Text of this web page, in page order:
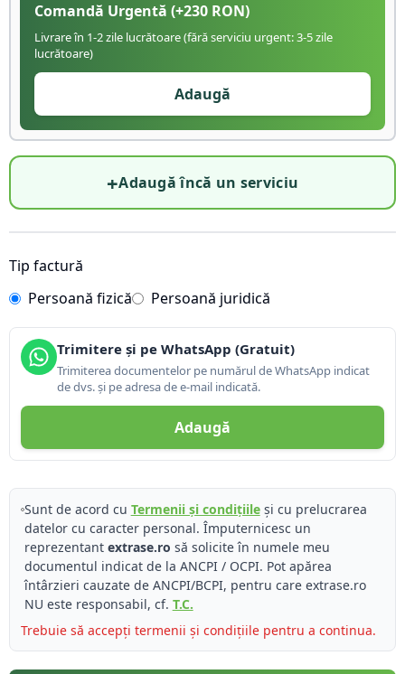
Comandă Urgentă (+230 RON)
Livrare în 1-2 zile lucrătoare (fără serviciu urgent: 3-5 zile
lucrătoare)
Adaugă
+Adaugă încă un serviciu
Tip factură
Persoană fizică
Persoană juridică
Trimitere și pe WhatsApp (Gratuit)
Trimiterea documentelor pe numărul de WhatsApp indicat
de dvs. și pe adresa de e-mail indicată.
Adaugă
Sunt de acord cu Termenii și condițiileși cu prelucrarea
datelor cu caracter personal. Împuternicesc un
reprezentant extrase.ro să solicite în numele meu
documentul indicat de la ANCPI / OCPI. Pot apărea
întârzieri cauzate de ANCPI/BCPI, pentru care extrase.ro
NU este responsabil, cf. T.C.
Trebuie să accepți termenii și condițiile pentru a continua.